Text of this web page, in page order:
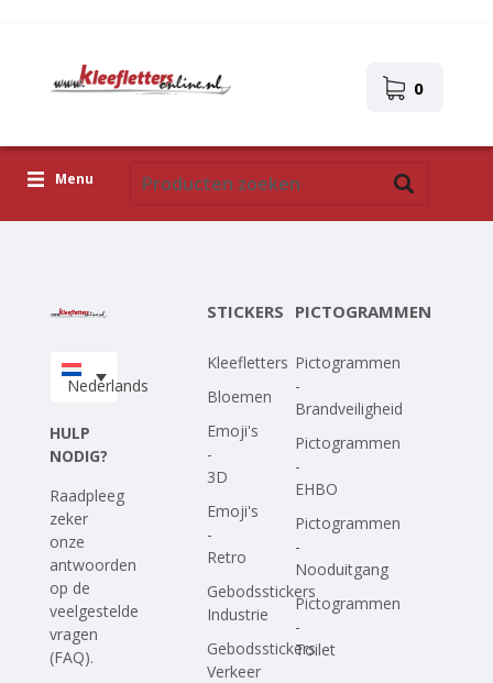
0
Menu
Upload je eigen ontwerp
Nederlands
HULP
NODIG?
Raadpleeg
zeker
onze
antwoorden
op de
veelgestelde
vragen
(FAQ).
STICKERS
Kleefletters
Bloemen
Emoji's
-
3D
Emoji's
-
Retro
Gebodsstickers
Industrie
Gebodsstickers
Verkeer
PICTOGRAMMEN
Pictogrammen
-
Brandveiligheid
Pictogrammen
-
EHBO
Pictogrammen
-
Nooduitgang
Pictogrammen
-
Toilet